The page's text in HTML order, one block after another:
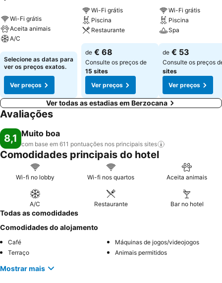
Wi-Fi grátis
Aceita animais
A/C
Ver preços
Selecione as datas para
ver os preços exatos.
Ver preços
Wi-Fi grátis
Piscina
Restaurante
Ver preços
de € 68
Consulte os preços de
15 sites
Ver preços
Wi-Fi grátis
Piscina
Spa
Ver preços
de € 53
Consulte os preços
sites
Ver preços
Ver todas as estadias em Berzocana
Avaliações
8,1 Muito boa
com base em 611 pontuações nos principais sites
Comodidades principais do hotel
Wi-fi no lobby Wi-fi nos quartos Aceita animais
A/C Restaurante Bar no hotel
Todas as comodidades
Comodidades do alojamento
Café
Máquinas de jogos/videojogos
Terraço
Animais permitidos
Mostrar mais